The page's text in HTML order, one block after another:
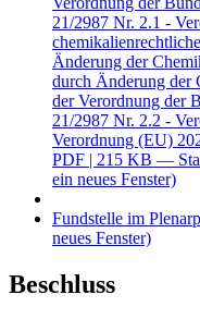
21/2987 Nr. 2.1 -
Änderung der
durch Änderung der
der Verordnung der
21/2987 Nr. 2.2 -
Verordnung (EU)
PDF | 215 KB —
ein neues Fenster)
Fundstelle im
neues Fenster)
Beschluss